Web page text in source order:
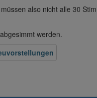
also nicht alle 30
werden.